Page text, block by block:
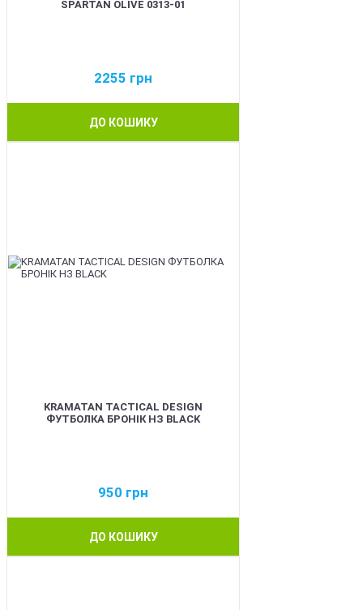
SPARTAN OLIVE 0313-01
2255 грн
ДО КОШИКУ
KRAMATAN TACTICAL DESIGN
ФУТБОЛКА БРОНІК НЗ BLACK
950 грн
ДО КОШИКУ